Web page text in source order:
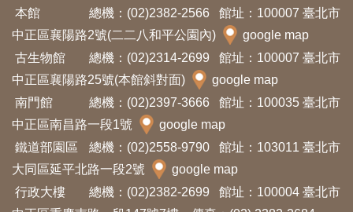
教
育
活
動
出
版
文
本館 總機：(02)2382-2566
館址：100007 臺北市
中正區襄陽路2號(二二八和平公園內)
google map
古生物館
總機：(02)2314-2699
館址：100007 臺北市
中正區襄陽路25號(本館斜對面)
google map
南門館
總機：(02)2397-3666
館址：100035 臺北市
中正區南昌路一段1號
google map
鐵道部園區
總機：(02)2558-9790
館址：103011 臺北市
大同區延平北路一段2號
google map
行政大樓
總機：(02)2382-2699
館址：100004 臺北市